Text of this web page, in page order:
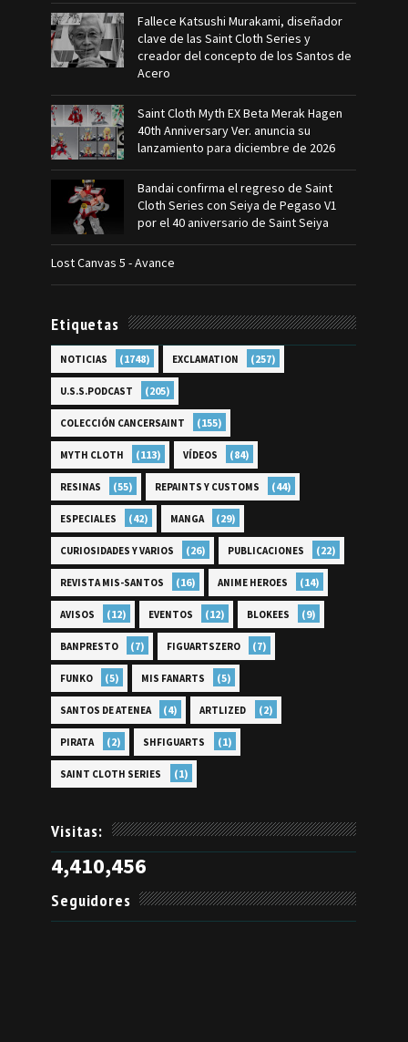
Fallece Katsushi Murakami, diseñador
clave de las Saint Cloth Series y
creador del concepto de los Santos de
Acero
Saint Cloth Myth EX Beta Merak Hagen
40th Anniversary Ver. anuncia su
lanzamiento para diciembre de 2026
Bandai confirma el regreso de Saint
Cloth Series con Seiya de Pegaso V1
por el 40 aniversario de Saint Seiya
Lost Canvas 5 - Avance
Etiquetas
NOTICIAS (1748) EXCLAMATION (257)
U.S.S.PODCAST (205)
COLECCIÓN CANCERSAINT (155)
MYTH CLOTH (113) VÍDEOS (84)
RESINAS (55) REPAINTS Y CUSTOMS (44)
ESPECIALES (42) MANGA (29)
CURIOSIDADES Y VARIOS (26) PUBLICACIONES (22)
REVISTA MIS-SANTOS (16) ANIME HEROES (14)
AVISOS (12) EVENTOS (12) BLOKEES (9)
BANPRESTO (7) FIGUARTSZERO (7)
FUNKO (5) MIS FANARTS (5)
SANTOS DE ATENEA (4) ARTLIZED (2)
PIRATA (2) SHFIGUARTS (1)
SAINT CLOTH SERIES (1)
Visitas:
4,410,456
Seguidores